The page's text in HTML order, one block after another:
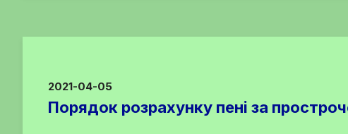
2021-04-05
Порядок розрахунку пені за